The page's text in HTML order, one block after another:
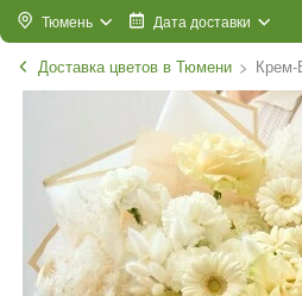
Тюмень Дата доставки
Доставка цветов в Тюмени